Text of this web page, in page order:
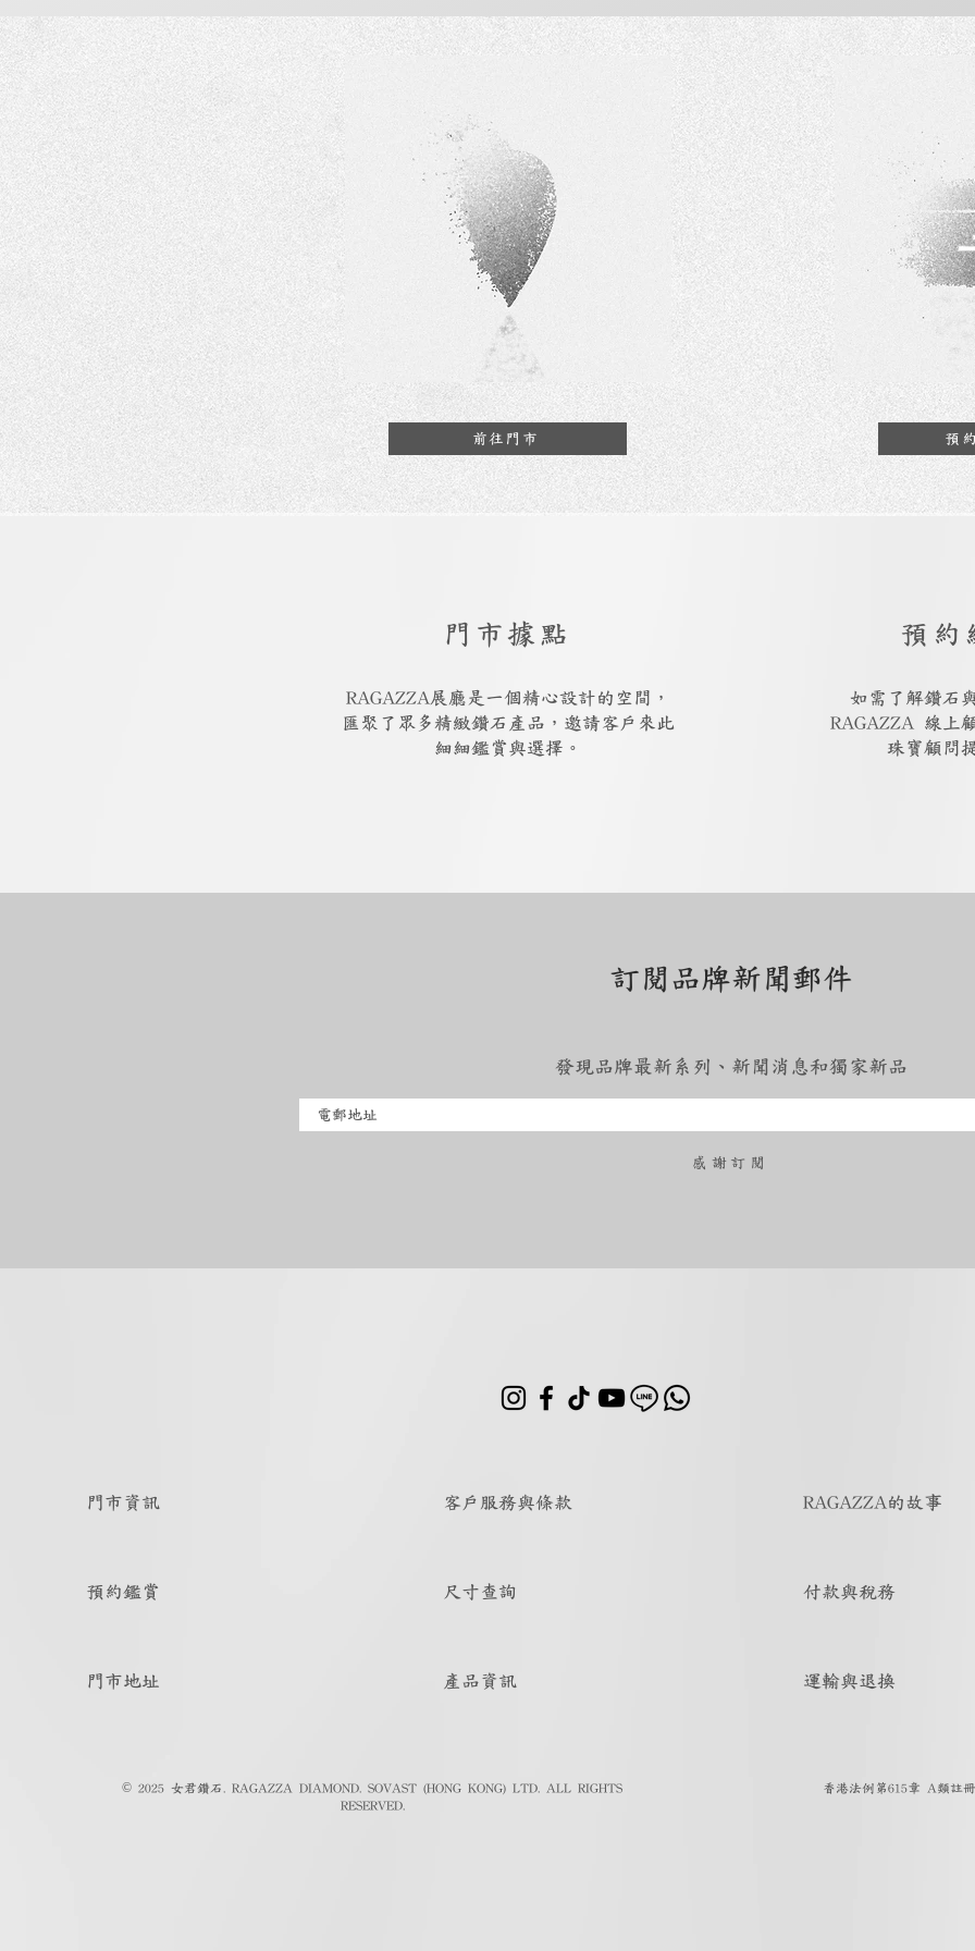
前往門市 預
門市據點
RAGAZZA展廳是一個精心設計的空間，
匯聚了眾多精緻鑽石產品，邀請客戶來此
細細鑑賞與選擇。
預約
如需了解鑽石
RAGAZZA 線上
珠寶顧問
訂閱品牌新聞郵件
發現品牌最新系列、新聞消息和獨家新品
​感謝訂閱
門市資訊
預約鑑賞
門市地址
客戶服務與條款
尺寸查詢
產品資訊
RAGAZZA的故事
付款與稅務
運輸與退換
© 2025 女君鑽石. RAGAZZA DIAMOND. SOVAST (HONG KONG) LTD. ALL RIGHTS
RESERVED.
香港法例第615章 A類註